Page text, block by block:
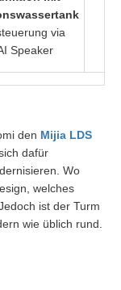
via
Speaker
den Mijia LDS
dafür
Wo
welches
ist der Turm
wie üblich rund.